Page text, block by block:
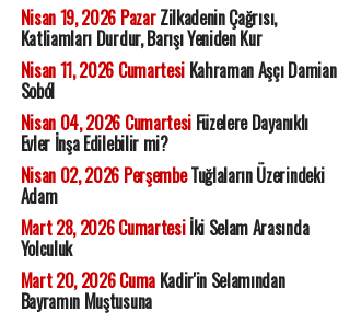
Nisan 19, 2026 PazarZilkadenin Çağrısı,
Katliamları Durdur, Barışı Yeniden Kur
Nisan 11, 2026 CumartesiKahraman Aşçı Damian
Soból
Nisan 04, 2026 CumartesiFüzelere Dayanıklı
Evler İnşa Edilebilir mi?
Nisan 02, 2026 PerşembeTuğlaların Üzerindeki
Adam
Mart 28, 2026 Cumartesiİki Selam Arasında
Yolculuk
Mart 20, 2026 CumaKadir'in Selamından
Bayramın Muştusuna